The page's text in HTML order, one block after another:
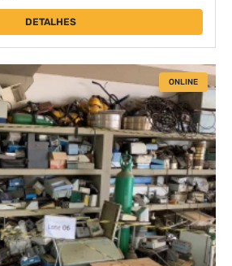
DETALHES
ONLINE